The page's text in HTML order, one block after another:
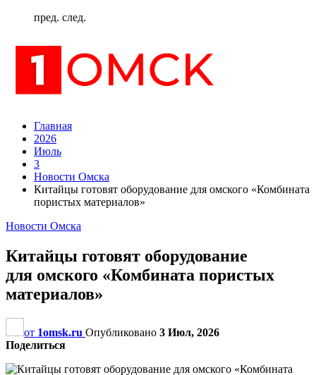
пред. след.
Главная
2026
Июль
3
Новости Омска
Китайцы готовят оборудование для омского «Комбината
пористых материалов»
Новости Омска
Китайцы готовят оборудование
для омского «Комбината пористых
материалов»
от 1omsk.ru Опубликовано 3 Июл, 2026
Поделиться